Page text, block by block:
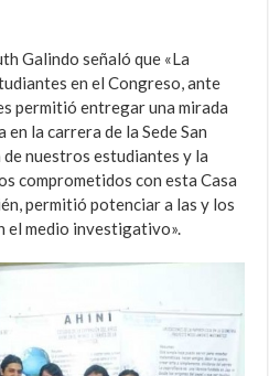
Galindo señaló que «La
en el Congreso, ante
permitió entregar una mirada
la carrera de la Sede San
nuestros estudiantes y la
comprometidos con esta Casa
permitió potenciar a las y los
el medio investigativo».